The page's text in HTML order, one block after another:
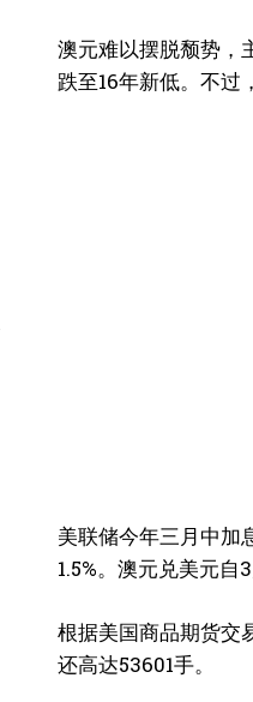
主编
澳元难以摆脱颓势，
跌至16年新低。不过
美联储今年三月中加
1.5%。澳元兑美元自
根据美国商品期货交
还高达53601手。